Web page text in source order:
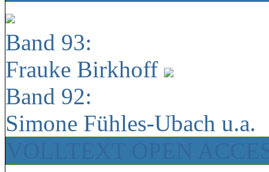
Band 93:
Frauke Birkhoff
Band 92:
Simone Fühles-Ubach u.a.